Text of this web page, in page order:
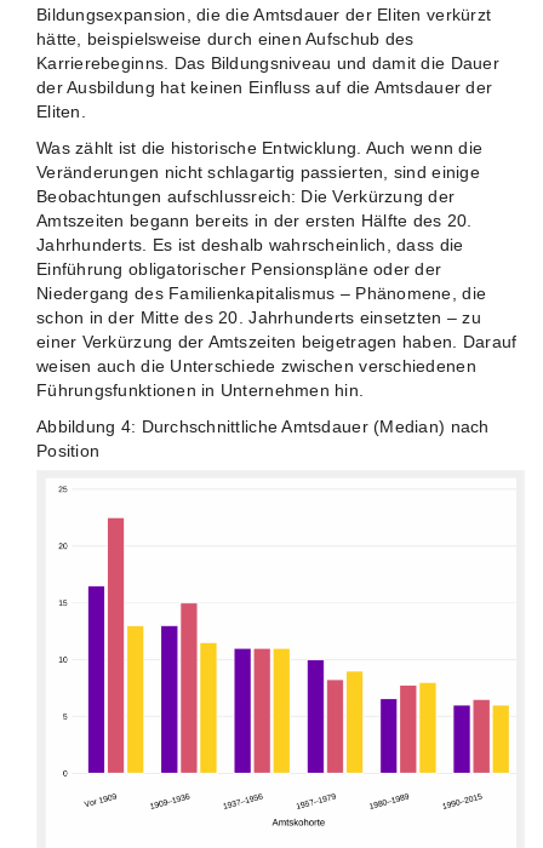
Bildungsexpansion, die die Amtsdauer der Eliten verkürzt
hätte, beispielsweise durch einen Aufschub des
Karrierebeginns. Das Bildungsniveau und damit die Dauer
der Ausbildung hat keinen Einfluss auf die Amtsdauer der
Eliten.
Was zählt ist die historische Entwicklung. Auch wenn die
Veränderungen nicht schlagartig passierten, sind einige
Beobachtungen aufschlussreich: Die Verkürzung der
Amtszeiten begann bereits in der ersten Hälfte des 20.
Jahrhunderts. Es ist deshalb wahrscheinlich, dass die
Einführung obligatorischer Pensionspläne oder der
Niedergang des Familienkapitalismus – Phänomene, die
schon in der Mitte des 20. Jahrhunderts einsetzten – zu
einer Verkürzung der Amtszeiten beigetragen haben. Darauf
weisen auch die Unterschiede zwischen verschiedenen
Führungsfunktionen in Unternehmen hin.
Abbildung 4: Durchschnittliche Amtsdauer (Median) nach
Position